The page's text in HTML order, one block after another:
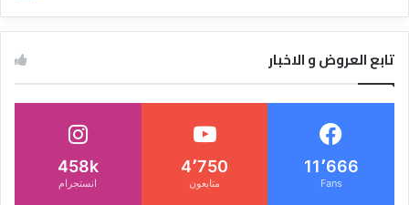
تابع العروض و الاخبار
11٬666
Fans
4٬750
متابعون
458k
انستجرام